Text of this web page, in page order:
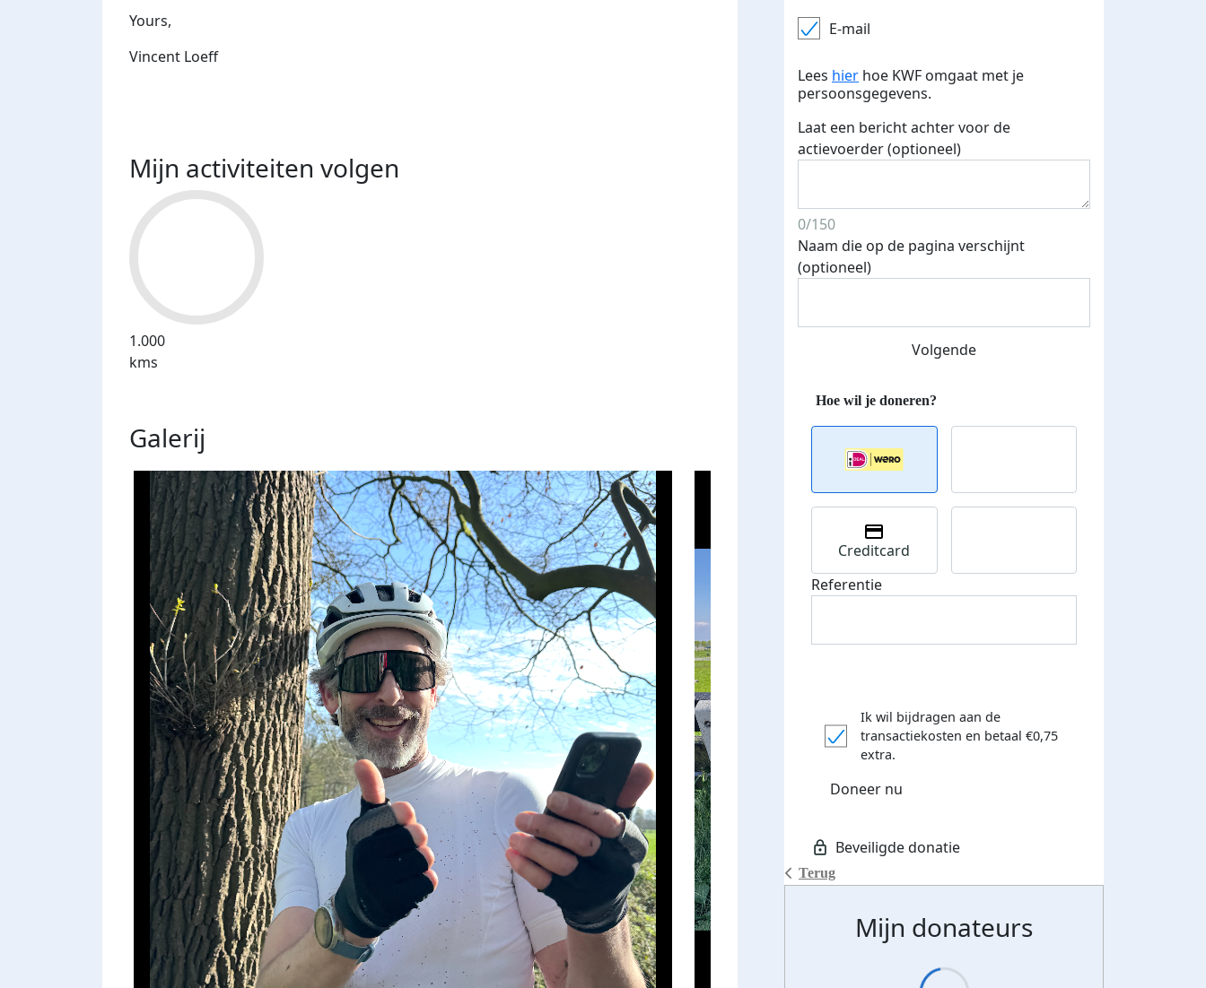
Yours,
Vincent Loeff
Mijn activiteiten volgen
1.000
kms
Galerij
E-mail
Lees hier hoe KWF omgaat met je
persoonsgegevens.
Laat een bericht achter voor de
actievoerder (optioneel)
0/150
Naam die op de pagina verschijnt
(optioneel)
Volgende
Terug
Creditcard
Referentie
Ik wil bijdragen aan de
transactiekosten en betaal €0,75
extra.
Doneer nu
Mijn donateurs